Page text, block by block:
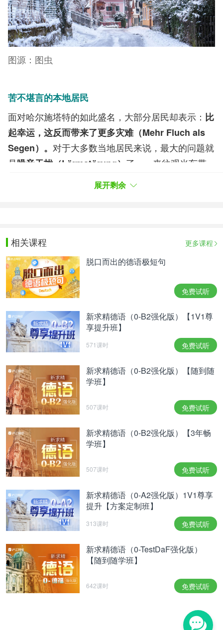
图源：图虫
苦不堪言的本地居民
面对哈尔施塔特的如此盛名，大部分居民却表示： 比
起幸运，这反而带来了更多灾难（Mehr Fluch als
Segen）。 对于大多数当地居民来说，最大的问题就
是噪音干扰（Lärmstörung） 了——来往观光车带
来的噪音，以及从早到晚到此拍照的游客制造的噪
有的游客天一亮就出来了，有的则
些问题的存在，在小镇许多地方都立着“请安静”的中
英双语指示牌。
图源：
此外，私人空间受到侵犯（weniger Privatspähre
haben）也让一些当地居民苦不堪言——到处是拍照
入居民的私人花园甚至是房间里，这影响了居民的正
常生活。为此，一些居民的房子前立起了“请勿进
入”的标牌或者拉起塑料绳将房屋隔离开。一对当地
老夫妇说“如果我们不用绳索把庭院隔离开，游客就
已经坐进庭院里的长凳上了，有的甚至还擅自在这里
做起饭来”。一些中国游客甚至给这里的人们留下了
如是印象：“当地居民举行的葬礼他们也会凑过去观
展开剩余
相关课程 更多课程
脱口而出的德语极短句
免费试听
新求精德语（0-B2强化版）【1V1尊
享提升班】
571课时 免费试听
新求精德语（0-B2强化版）【随到随
学班】
507课时 免费试听
新求精德语（0-B2强化版）【3年畅
学班】
507课时 免费试听
新求精德语（0-A2强化版）1V1尊享
提升【方案定制班】
313课时 免费试听
新求精德语（0-TestDaF强化版）
【随到随学班】
642课时 免费试听